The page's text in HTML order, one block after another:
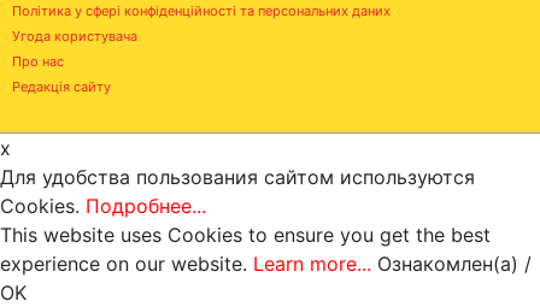
Політика у сфері конфіденційності та персональних даних
Угода користувача
Про нас
Редакція сайту
x
Для удобства пользования сайтом используются
Cookies. Подробнее...
This website uses Cookies to ensure you get the best
experience on our website. Learn more... Ознакомлен(а) /
OK